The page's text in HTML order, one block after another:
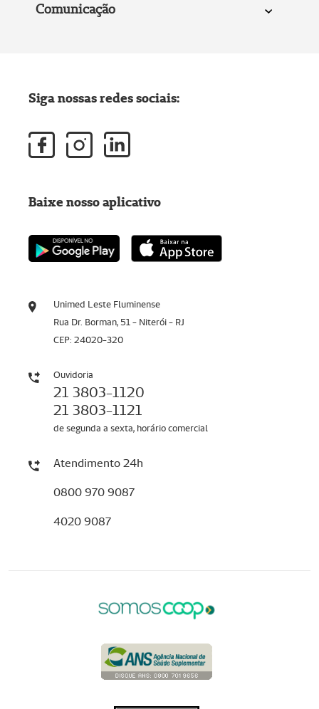
Comunicação
Unimed Leste Fluminense
Rua Dr. Borman, 51 - Niterói - RJ
CEP: 24020-320
Ouvidoria
21 3803-1120
21 3803-1121
de segunda a sexta, horário comercial
Atendimento 24h
0800 970 9087
4020 9087
Siga nossas redes sociais:
Baixe nosso aplicativo